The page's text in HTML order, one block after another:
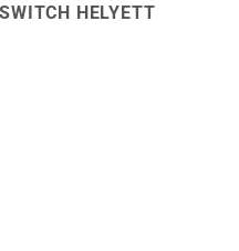
HELYETT